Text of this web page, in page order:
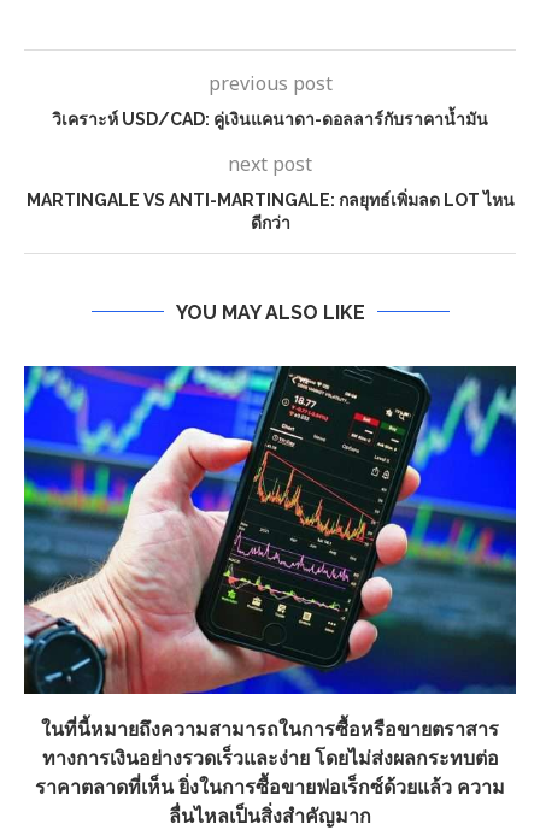
previous post
วิเคราะห์ USD/CAD: คู่เงินแคนาดา-ดอลลาร์กับราคาน้ำมัน
next post
MARTINGALE VS ANTI-MARTINGALE: กลยุทธ์เพิ่มลด LOT ไหน
ดีกว่า
YOU MAY ALSO LIKE
ในที่นี้หมายถึงความสามารถในการซื้อหรือขายตราสาร
ทางการเงินอย่างรวดเร็วและง่าย โดยไม่ส่งผลกระทบต่อ
ราคาตลาดที่เห็น ยิ่งในการซื้อขายฟอเร็กซ์ด้วยแล้ว ความ
ลื่นไหลเป็นสิ่งสำคัญมาก